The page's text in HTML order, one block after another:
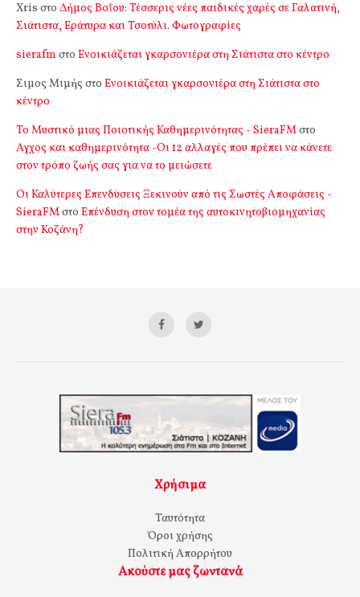
Xris στο Δήμος Βοΐου: Τέσσερις νέες παιδικές χαρές σε Γαλατινή,
Σιάτιστα, Εράτυρα και Τσοτύλι. Φωτογραφίες
sierafm στο Ενοικιάζεται γκαρσονιέρα στη Σιάτιστα στο κέντρο
Σιμος Μιμής στο Ενοικιάζεται γκαρσονιέρα στη Σιάτιστα στο
κέντρο
Το Μυστικό μιας Ποιοτικής Καθημερινότητας - SieraFMστο
Αγχος και καθημερινότητα -Οι 12 αλλαγές που πρέπει να κάνετε
στον τρόπο ζωής σας για να το μειώσετε
Οι Καλύτερες Επενδύσεις Ξεκινούν από τις Σωστές Αποφάσεις -
SieraFMστο Επένδυση στον τομέα της αυτοκινητοβιομηχανίας
στην Κοζάνη?
Χρήσιμα
Ταυτότητα
Όροι χρήσης
Πολιτική Απορρήτου
Ακούστε μας ζωντανά